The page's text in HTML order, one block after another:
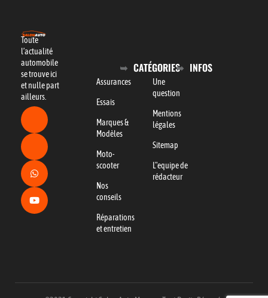
Toute
l’actualité
automobile
se trouve ici
et nulle part
ailleurs.
CATÉGORIES
Assurances
Essais
Marques &
Modèles
Moto-
scooter
Nos
conseils
Réparations
et entretien
INFOS
Une
question
Mentions
légales
Sitemap
L"equipe de
rédacteur